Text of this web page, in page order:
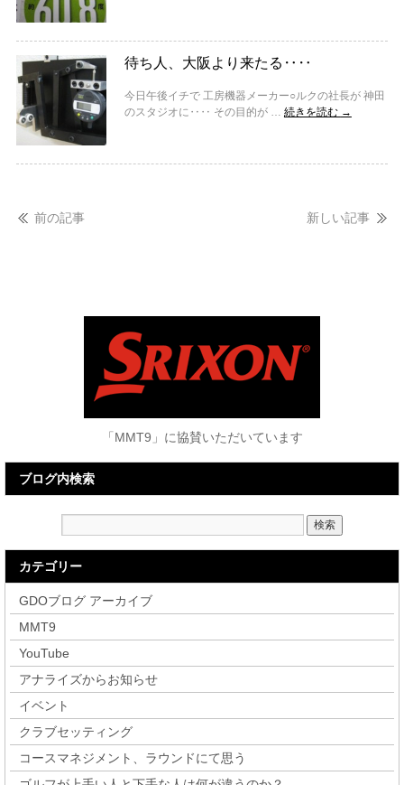
待ち人、大阪より来たる‥‥
今日午後イチで 工房機器メーカー○ルクの社長が 神田
のスタジオに‥‥ その目的が … 続きを読む →
前の記事 新しい記事
「MMT9」に協賛いただいています
ブログ内検索
カテゴリー
GDOブログ アーカイブ
MMT9
YouTube
アナライズからお知らせ
イベント
クラブセッティング
コースマネジメント、ラウンドにて思う